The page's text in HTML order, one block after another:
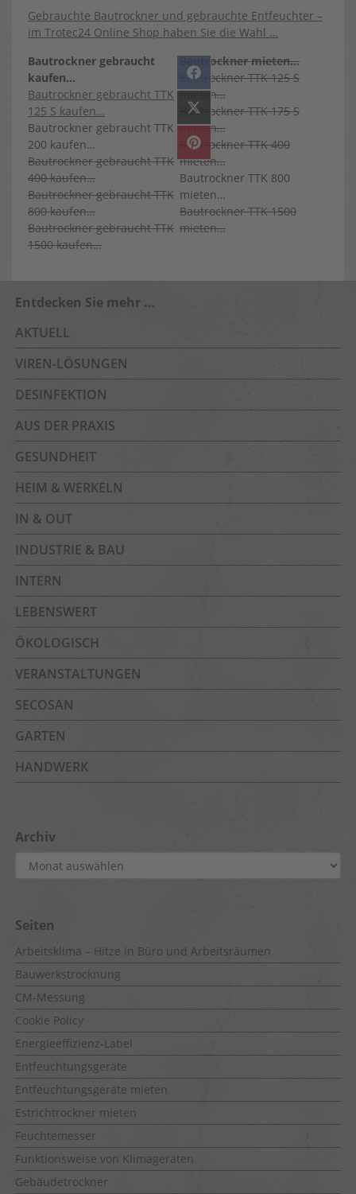
Gebrauchte Bautrockner und gebrauchte Entfeuchter –
im Trotec24 Online Shop haben Sie die Wahl …
Bautrockner gebraucht
kaufen…
Bautrockner gebraucht TTK
125 S kaufen…
Bautrockner gebraucht TTK
200 kaufen…
Bautrockner gebraucht TTK
400 kaufen…
Bautrockner gebraucht TTK
800 kaufen…
Bautrockner gebraucht TTK
1500 kaufen…
Bautrockner mieten…
Bautrockner TTK 125 S
mieten…
Bautrockner TTK 175 S
mieten…
Bautrockner TTK 400
mieten…
Bautrockner TTK 800
mieten…
Bautrockner TTK 1500
mieten…
SHARE
ON
F
A
B
O
K
SHARE
X
(
W
I
T
T
E
R
)
SHARE
P
I
N
T
E
R
S
T
Entdecken Sie mehr …
AKTUELL
VIREN-LÖSUNGEN
DESINFEKTION
AUS DER PRAXIS
GESUNDHEIT
HEIM & WERKELN
IN & OUT
INDUSTRIE & BAU
INTERN
LEBENSWERT
ÖKOLOGISCH
VERANSTALTUNGEN
SECOSAN
GARTEN
HANDWERK
Archiv
Archiv
Seiten
Arbeitsklima – Hitze in Büro und Arbeitsräumen
Bauwerkstrocknung
CM-Messung
Cookie Policy
Energieeffizienz-Label
Entfeuchtungsgeräte
Entfeuchtungsgeräte mieten
Estrichtrockner mieten
Feuchtemesser
Funktionsweise von Klimageräten
Gebäudetrockner